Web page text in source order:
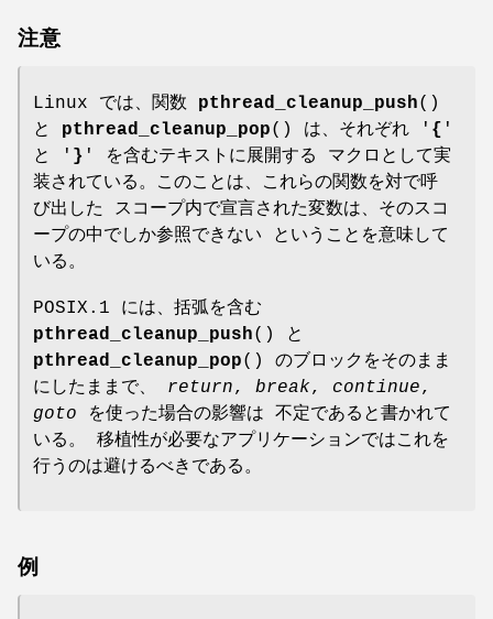
注意
Linux では、関数 pthread_cleanup_push()
と pthread_cleanup_pop() は、それぞれ ' { '
と ' } ' を含むテキストに展開する マクロとして実
装されている。このことは、これらの関数を対で呼
び出した スコープ内で宣言された変数は、そのスコ
ープの中でしか参照できない ということを意味して
いる。
POSIX.1 には、括弧を含む
pthread_cleanup_push() と
pthread_cleanup_pop() のブロックをそのまま
にしたままで、 return, break, continue,
goto を使った場合の影響は 不定であると書かれて
いる。 移植性が必要なアプリケーションではこれを
行うのは避けるべきである。
例